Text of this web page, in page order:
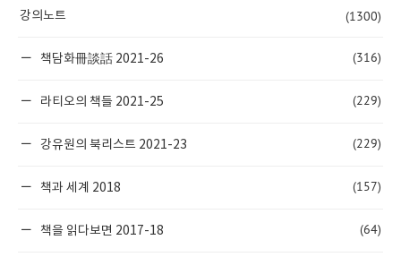
강의노트 (1300)
책담화冊談話 2021-26 (316)
라티오의 책들 2021-25 (229)
강유원의 북리스트 2021-23 (229)
책과 세계 2018 (157)
책을 읽다보면 2017-18 (64)